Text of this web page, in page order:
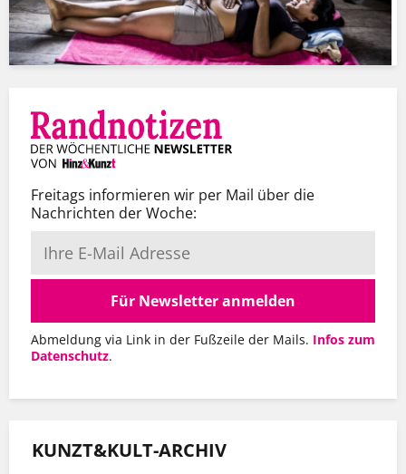
Freitags informieren wir per Mail über die
Nachrichten der Woche:
Für Newsletter anmelden
Abmeldung via Link in der Fußzeile der Mails. Infos zum
Datenschutz.
KUNZT&KULT-ARCHIV